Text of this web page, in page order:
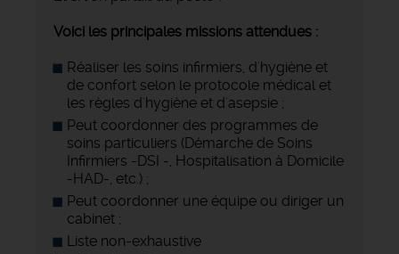
Voici les principales missions attendues :
Réaliser les soins infirmiers, d'hygiène et
de confort selon le protocole médical et
les règles d'hygiène et d'asepsie ;
Peut coordonner des programmes de
soins particuliers (Démarche de Soins
Infirmiers -DSI -, Hospitalisation à Domicile
-HAD-, etc.) ;
Peut coordonner une équipe ou diriger un
cabinet ;
Liste non-exhaustive